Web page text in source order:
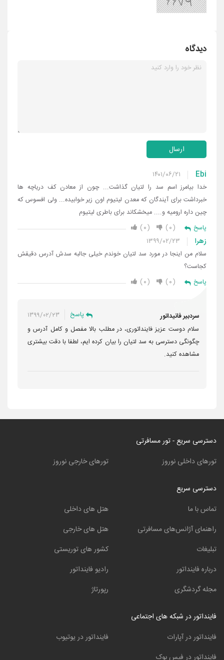
دیدگاه
ارسال
Ebi ۱۴۰۱/۰۶/۲۱
خدا بیامرز اسم سد را لتیان گذاشت... چون از معادن کف دریاچه ها
خبرداشت برای آیندگان که معدن لیتیوم اون زیر خوابیده... ولی افسوس که
چین داره ارومیه و.... میخشکاند برای باطری لیتیوم
پاسخ
۰
۰
زهرا
۱۳۹۹/۰۲/۲۳
سلام من اینجا در مورد سد لتیان خوندم خیلی جالبه سدش آدرس دقیقش
کجاست؟
پاسخ
۰ ۰
سردبیر فانیداتور ۱۳۹۹/۰۲/۲۳ پاسخ
سلام دوست عزیز فاینداتوری، در مطلب بالا مفصل و کامل آدرس و
چگونگی دسترسی به سد لتیان را بیان کرده ایم، لطفا با دقت بیشتری
مشاهده کنید.
دسترسی سریع - تور مسافرتی
تورهای داخلی نوروز
تورهای خارجی نوروز
دسترسی سریع
تماس با ما
راهنمای آژانس‌های مسافرتی
تبلیغات
درباره فاینداتور
مجله گردشگری
هتل های داخلی
هتل های خارجی
کشور های توریستی
رادیو فاینداتور
رپورتاژ
فاینداتور در شبکه های اجتماعی
فاینداتور در آپارات
فاینداتور در فیس بوک
فاینداتور در یوتیوب